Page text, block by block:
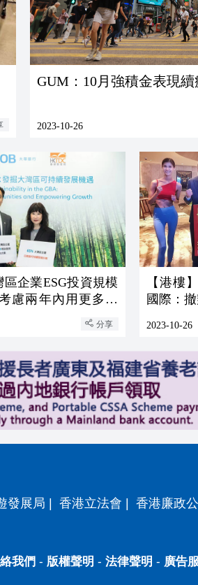
GUM：10月強積金表現
2023-10-26
企業ESG投資規模
慮兩年內用更多香
分享
【港樓
國際：
2023-10-26
發展局 香港立法會 香港廉政
我們 - 版權聲明 - 法律聲明 - 廣告